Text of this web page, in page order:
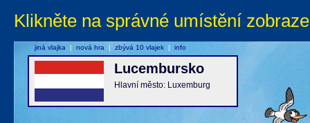
Klikněte na správné umístění
Lucembursko
Hlavní město: Luxemburg
jiná vlajka | nová hra | zbývá 10 vlajek | info